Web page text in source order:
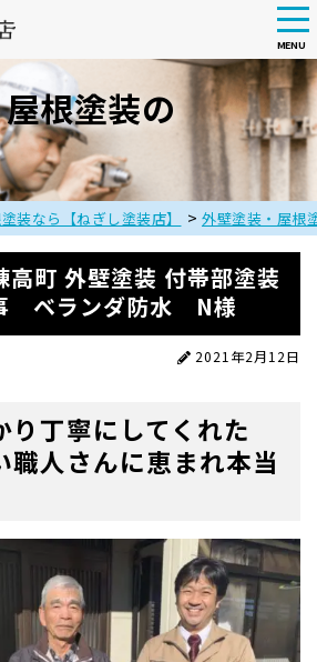
MENU
根塗装の
装なら【ねぎし塗装店】 > 外壁塗装・屋根
高町 外壁塗装 付帯部塗装
ベランダ防水 N様
2021年2月12日
り丁寧にしてくれた
職人さんに恵まれ本当